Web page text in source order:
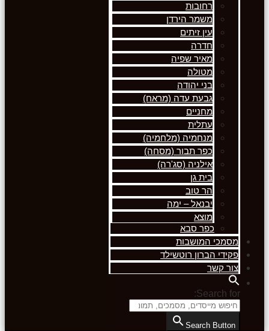
רחובות
משמר הירדן
עין זיתים
חדרה
מאיר שפיה
מטולה
בני יהודה
גבעת עדה (מראח)
מחניים
עתלית
מנחמיה (מלחמיה)
כפר תבור (מסחה)
אילניה (סג'רה)
בית גן
הר טוב
יבנאל – ימה
מוצא
כפר סבא
מסמכי המושבות
פקידי הברון רוטשילד
צור קשר
Search for:
Search Button